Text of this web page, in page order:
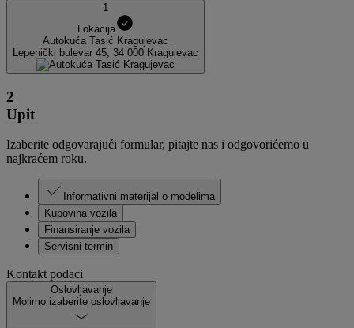
1
Lokacija
Autokuća Tasić Kragujevac
Lepenički bulevar 45, 34 000 Kragujevac
2
Upit
Izaberite odgovarajući formular, pitajte nas i odgovorićemo u
najkraćem roku.
Informativni materijal o modelima
Kupovina vozila
Finansiranje vozila
Servisni termin
Kontakt podaci
Oslovljavanje
Molimo izaberite oslovljavanje